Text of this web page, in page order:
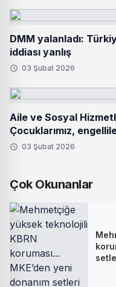
DMM yalanladı:
iddiası yanlış
03 Şubat 2026
Aile ve Sosyal
Çocuklarımız,
hedef alınamaz
03 Şubat 2026
Çok Okunanlar